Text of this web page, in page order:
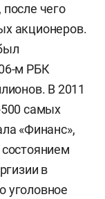
чего
акционеров.
м РБК
В 2011
500 самых
«Финанс»,
в
уголовное